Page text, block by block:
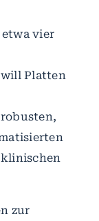
vier
Platten
zur